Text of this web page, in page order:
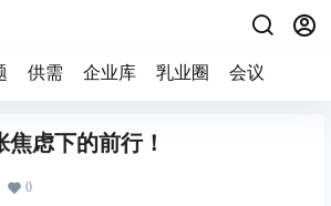
供需 企业库 乳业圈 会议
虑下的前行！
0